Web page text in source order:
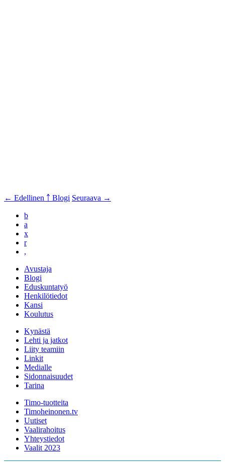
← Edellinen ￪ Blogi Seuraava →
b
a
x
r
,
Avustaja
Blogi
Eduskuntatyö
Henkilötiedot
Kansi
Koulutus
Kynästä
Lehti ja jatkot
Liity teamiin
Linkit
Medialle
Sidonnaisuudet
Tarina
Timo-tuotteita
Timoheinonen.tv
Uutiset
Vaalirahoitus
Yhteystiedot
Vaalit 2023